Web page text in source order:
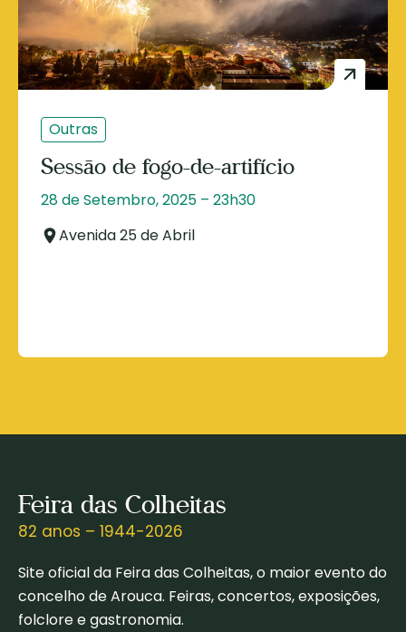
Outras
Sessão de fogo-de-artifício
28 de Setembro, 2025 – 23h30
Avenida 25 de Abril
Feira das Colheitas
82 anos – 1944-2026
Site oficial da Feira das Colheitas, o maior evento do
concelho de Arouca. Feiras, concertos, exposições,
folclore e gastronomia.